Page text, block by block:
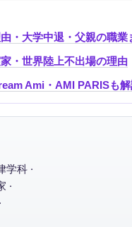
・大学中退・父親の職業
・世界陸上不出場の理由
Ami・AMI PARISも
学科 ·
·